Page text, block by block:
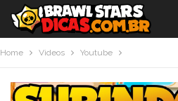
Home Videos Youtube